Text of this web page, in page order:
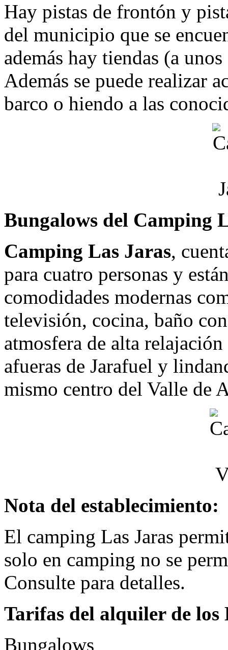
Hay pistas de frontón y
del municipio que se
además hay tiendas (a
Además se puede realizar
barco o hiendo a las
Bungalows del Camping
Camping Las Jaras,
para cuatro personas y
comodidades modernas
televisión, cocina, baño
atmosfera de alta relajación
afueras de Jarafuel y
mismo centro del Valle de
Nota del establecimiento:
El camping Las Jaras
solo en camping no se
Consulte para detalles.
Tarifas del alquiler de los
Bungalows